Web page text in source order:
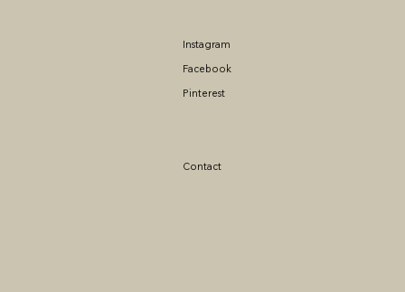
Instagram
Facebook
Pinterest
Contact